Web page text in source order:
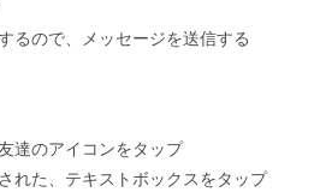
るので、メッセージを送信する
達のアイコンをタップ
れた、テキストボックスをタップ